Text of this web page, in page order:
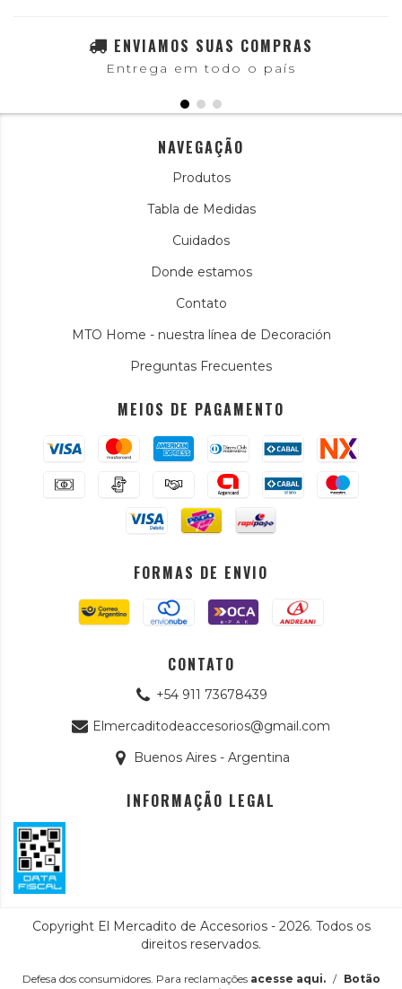
ENVIAMOS SUAS COMPRAS
Entrega em todo o país
NAVEGAÇÃO
Produtos
Tabla de Medidas
Cuidados
Donde estamos
Contato
MTO Home - nuestra línea de Decoración
Preguntas Frecuentes
MEIOS DE PAGAMENTO
FORMAS DE ENVIO
CONTATO
+54 911 73678439
Elmercaditodeaccesorios@gmail.com
Buenos Aires - Argentina
INFORMAÇÃO LEGAL
Copyright El Mercadito de Accesorios - 2026. Todos os
direitos reservados.
Defesa dos consumidores. Para reclamações acesse aqui. /
Botão